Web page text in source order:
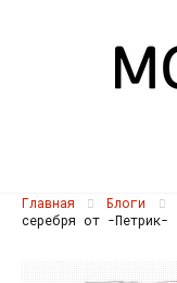
Главная Блоги
серебря от -Петрик-